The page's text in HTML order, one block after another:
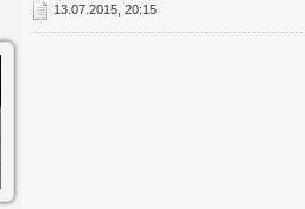
13.07.2015, 20:15